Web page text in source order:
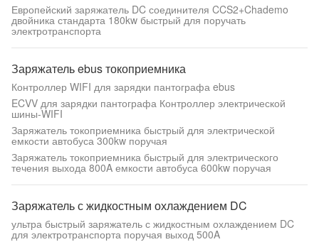
Европейский заряжатель DC соединителя CCS2+Chademo
двойника стандарта 180kw быстрый для поручать
электротранспорта
Заряжатель ebus токоприемника
Контроллер WIFI для зарядки пантографа ebus
ECVV для зарядки пантографа Контроллер электрической
шины-WIFI
Заряжатель токоприемника быстрый для электрической
емкости автобуса 300kw поручая
Заряжатель токоприемника быстрый для электрического
течения выхода 800A емкости автобуса 600kw поручая
Заряжатель с жидкостным охлаждением DC
ультра быстрый заряжатель с жидкостным охлаждением DC
для электротранспорта поручая выход 500A